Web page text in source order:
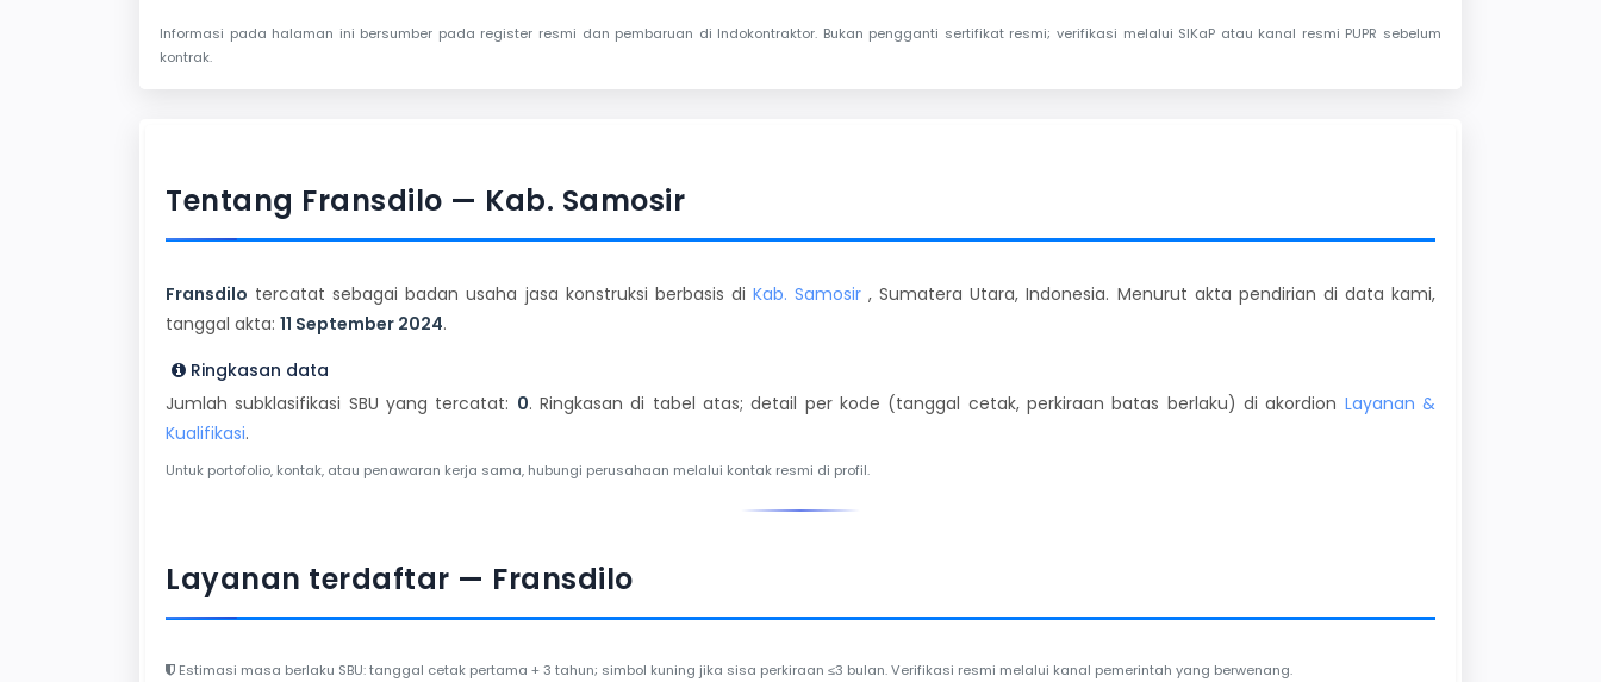
Informasi pada halaman ini bersumber pada register resmi dan pembaruan di Indokontraktor. Bukan pengganti sertifikat resmi; verifikasi melalui SIKaP atau kanal resmi PUPR sebelum
kontrak.
Tentang Fransdilo — Kab. Samosir
Fransdilo tercatat sebagai badan usaha jasa konstruksi berbasis di Kab. Samosir , Sumatera Utara, Indonesia. Menurut akta pendirian di data kami,
tanggal akta: 11 September 2024.
Ringkasan data
Jumlah subklasifikasi SBU yang tercatat: 0. Ringkasan di tabel atas; detail per kode (tanggal cetak, perkiraan batas berlaku) di akordion Layanan &
Kualifikasi.
Untuk portofolio, kontak, atau penawaran kerja sama, hubungi perusahaan melalui kontak resmi di profil.
Layanan terdaftar — Fransdilo
Estimasi masa berlaku SBU: tanggal cetak pertama + 3 tahun; simbol kuning jika sisa perkiraan ≤3 bulan. Verifikasi resmi melalui kanal pemerintah yang berwenang.